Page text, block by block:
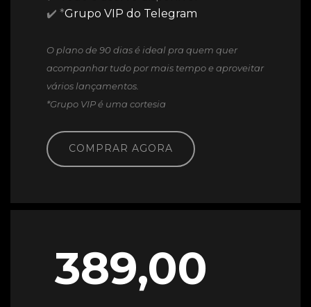
✔️ *Grupo VIP do Telegram
O plano de 90 dias é ideal pra quem quer
acompanhar tudo por mais tempo e aproveitar
vários lançamentos.
*Grupo VIP é uma cortesia
COMPRAR AGORA
389,00